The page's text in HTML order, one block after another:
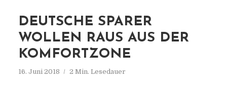
DEUTSCHE SPARER
WOLLEN RAUS AUS DER
KOMFORTZONE
16. Juni 2018 2 Min. Lesedauer